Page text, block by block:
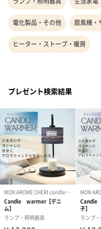
電化製品・その他 扇風機・
ヒーター・ストーブ・暖房
プレゼント検索結果